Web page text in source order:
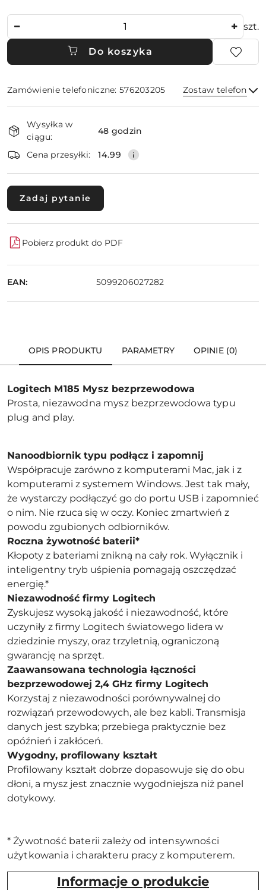
szt.
Do koszyka
Zamówienie telefoniczne: 576203205 Zostaw telefon
i
dostawa
Wysyłka w
ciągu:
48 godzin
Cena przesyłki: 14.99
Zadaj pytanie
Pobierz produkt do PDF
EAN: 5099206027282
OPIS PRODUKTU PARAMETRY OPINIE (0)
Logitech M185 Mysz bezprzewodowa
Prosta, niezawodna mysz bezprzewodowa typu
plug and play.
Nanoodbiornik typu podłącz i zapomnij
Współpracuje zarówno z komputerami Mac, jak i z
komputerami z systemem Windows. Jest tak mały,
że wystarczy podłączyć go do portu USB i zapomnieć
o nim. Nie rzuca się w oczy. Koniec zmartwień z
powodu zgubionych odbiorników.
Roczna żywotność baterii*
Kłopoty z bateriami znikną na cały rok. Wyłącznik i
inteligentny tryb uśpienia pomagają oszczędzać
energię.*
Niezawodność firmy Logitech
Zyskujesz wysoką jakość i niezawodność, które
uczyniły z firmy Logitech światowego lidera w
dziedzinie myszy, oraz trzyletnią, ograniczoną
gwarancję na sprzęt.
Zaawansowana technologia łączności
bezprzewodowej 2,4 GHz firmy Logitech
Korzystaj z niezawodności porównywalnej do
rozwiązań przewodowych, ale bez kabli. Transmisja
danych jest szybka; przebiega praktycznie bez
opóźnień i zakłóceń.
Wygodny, profilowany kształt
Profilowany kształt dobrze dopasowuje się do obu
dłoni, a mysz jest znacznie wygodniejsza niż panel
dotykowy.
* Żywotność baterii zależy od intensywności
użytkowania i charakteru pracy z komputerem.
Informacje o produkcie